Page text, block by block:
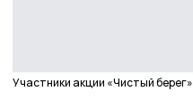
Участники акции «Чистый берег»